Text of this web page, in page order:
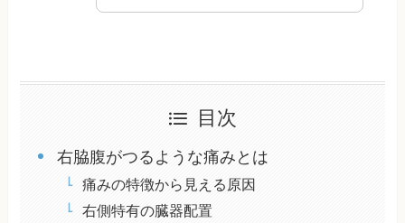
目次
右脇腹がつるような痛みとは
痛みの特徴から見える原因
右側特有の臓器配置